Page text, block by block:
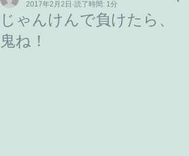
じゃんけんで負けたら、
鬼ね！
2017年2月2日 読了時間: 1分